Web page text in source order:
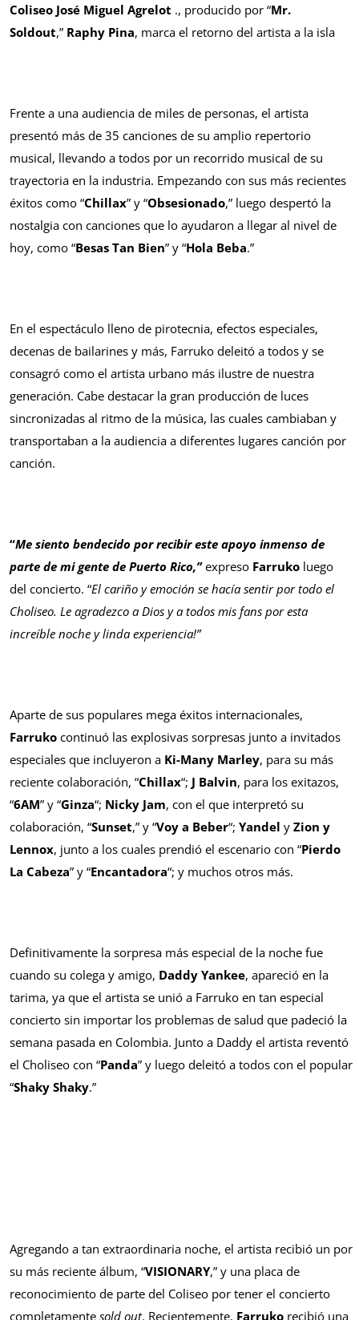
Coliseo José Miguel Agrelot ., producido por “Mr.
Soldout,” Raphy Pina, marca el retorno del artista a la isla
Frente a una audiencia de miles de personas, el artista
presentó más de 35 canciones de su amplio repertorio
musical, llevando a todos por un recorrido musical de su
trayectoria en la industria. Empezando con sus más recientes
éxitos como “Chillax” y “Obsesionado,” luego despertó la
nostalgia con canciones que lo ayudaron a llegar al nivel de
hoy, como “Besas Tan Bien” y “Hola Beba.”
En el espectáculo lleno de pirotecnia, efectos especiales,
decenas de bailarines y más, Farruko deleitó a todos y se
consagró como el artista urbano más ilustre de nuestra
generación. Cabe destacar la gran producción de luces
sincronizadas al ritmo de la música, las cuales cambiaban y
transportaban a la audiencia a diferentes lugares canción por
canción.
“Me siento bendecido por recibir este apoyo inmenso de
parte de mi gente de Puerto Rico,” expreso Farruko luego
del concierto. “El cariño y emoción se hacía sentir por todo el
Choliseo. Le agradezco a Dios y a todos mis fans por esta
increíble noche y linda experiencia!”
Aparte de sus populares mega éxitos internacionales,
Farruko continuó las explosivas sorpresas junto a invitados
especiales que incluyeron a Ki-Many Marley, para su más
reciente colaboración, “Chillax“; J Balvin, para los exitazos,
“6AM” y “Ginza“; Nicky Jam, con el que interpretó su
colaboración, “Sunset,” y “Voy a Beber“; Yandel y Zion y
Lennox, junto a los cuales prendió el escenario con “Pierdo
La Cabeza” y “Encantadora“; y muchos otros más.
Definitivamente la sorpresa más especial de la noche fue
cuando su colega y amigo, Daddy Yankee, apareció en la
tarima, ya que el artista se unió a Farruko en tan especial
concierto sin importar los problemas de salud que padeció la
semana pasada en Colombia. Junto a Daddy el artista reventó
el Choliseo con “Panda” y luego deleitó a todos con el popular
“Shaky Shaky.”
Agregando a tan extraordinaria noche, el artista recibió un por
su más reciente álbum, “VISIONARY,” y una placa de
reconocimiento de parte del Coliseo por tener el concierto
completamente sold out. Recientemente, Farruko recibió una